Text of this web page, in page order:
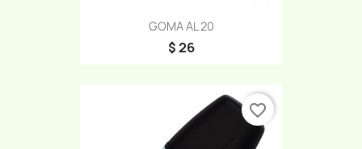
GOMA AL 20
$ 26
favorite_border